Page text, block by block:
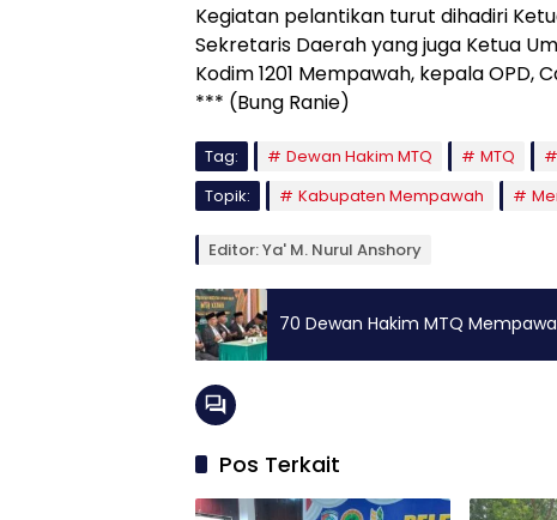
Kegiatan pelantikan turut dihadiri
Sekretaris Daerah yang juga Ketua
Kodim 1201 Mempawah, kepala
*** (Bung Ranie)
Tag: Dewan Hakim MTQ MTQ
Topik:
Kabupaten Mempawah
Editor: Ya' M. Nurul Anshory
70 Dewan Hakim MTQ
Pos Terkait